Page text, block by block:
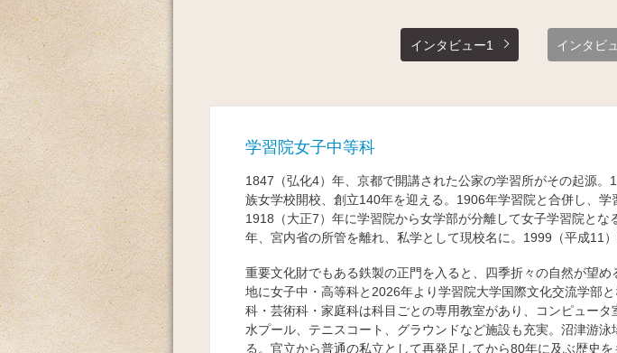
インタビュー1 インタビ
学習院女子中等科
1847（弘化4）年、京都で開講された公家の学習所がその起源。
族女学校開校、創立140年を迎える。1906年学習院と合併し、学
1918（大正7）年に学習院から女学部が分離して女子学習院とな
年、宮内省の所管を離れ、私学として現校名に。1999（平成11）
重要文化財でもある鉄製の正門を入ると、四季折々の自然が望め
地に女子中・高等科と2026年より学習院大学国際文化交流学部
科・芸術科・家庭科は科目ごとの専用教室があり、コンピュータ
水プール、テニスコート、グラウンドなど施設も充実。沼津游泳
る。官立から普通の私立として再発足してから80年に及ぶ歴史